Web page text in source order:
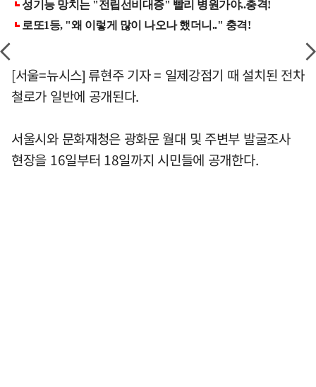
[서울=뉴시스] 류현주 기자 = 일제강점기 때 설치된 전차
철로가 일반에 공개된다.
서울시와 문화재청은 광화문 월대 및 주변부 발굴조사
현장을 16일부터 18일까지 시민들에 공개한다.